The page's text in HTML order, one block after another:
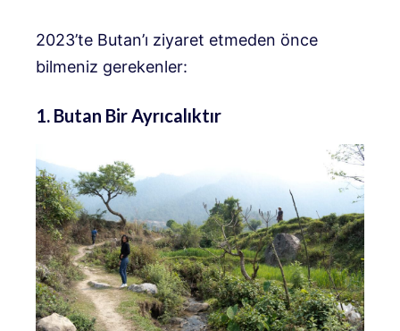
2023’te Butan’ı ziyaret etmeden önce
bilmeniz gerekenler:
1. Butan Bir Ayrıcalıktır